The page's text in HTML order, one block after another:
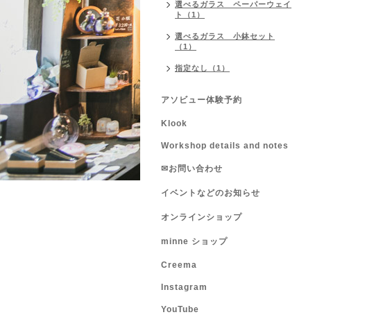
選べるガラス ペーパーウェイ
ト（1）
選べるガラス 小鉢セット
（1）
指定なし（1）
アソビュー体験予約
Klook
Workshop details and notes
✉お問い合わせ
イベントなどのお知らせ
オンラインショップ
minne ショップ
Creema
Instagram
YouTube